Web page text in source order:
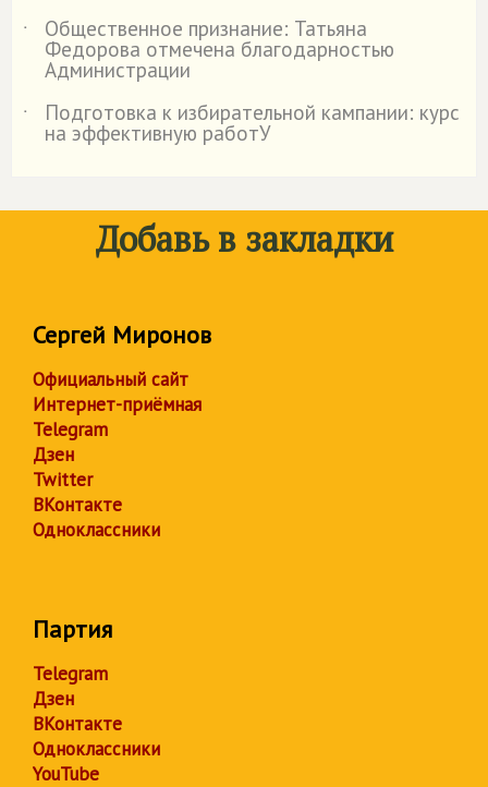
˙
Общественное признание: Татьяна
Федорова отмечена благодарностью
Администрации
˙
Подготовка к избирательной кампании: курс
на эффективную работУ
Добавь в закладки
Сергей Миронов
Официальный сайт
Интернет-приёмная
Telegram
Дзен
Twitter
ВКонтакте
Одноклассники
Партия
Telegram
Дзен
ВКонтакте
Одноклассники
YouTube